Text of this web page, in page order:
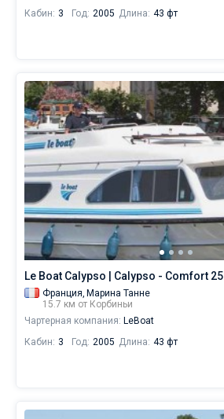
Кабин: 3 Год: 2005 Длина: 43 фт
Le Boat Calypso | Calypso - Comfort 25
Франция, Марина Танне
15.7 км от Корбиньи
Чартерная компания: LeBoat
Кабин: 3 Год: 2005 Длина: 43 фт